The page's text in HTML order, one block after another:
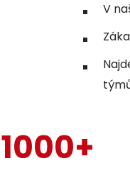
V
1000+